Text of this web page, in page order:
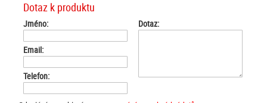
Dotaz k produktu
Jméno:
Email:
Telefon:
Dotaz: